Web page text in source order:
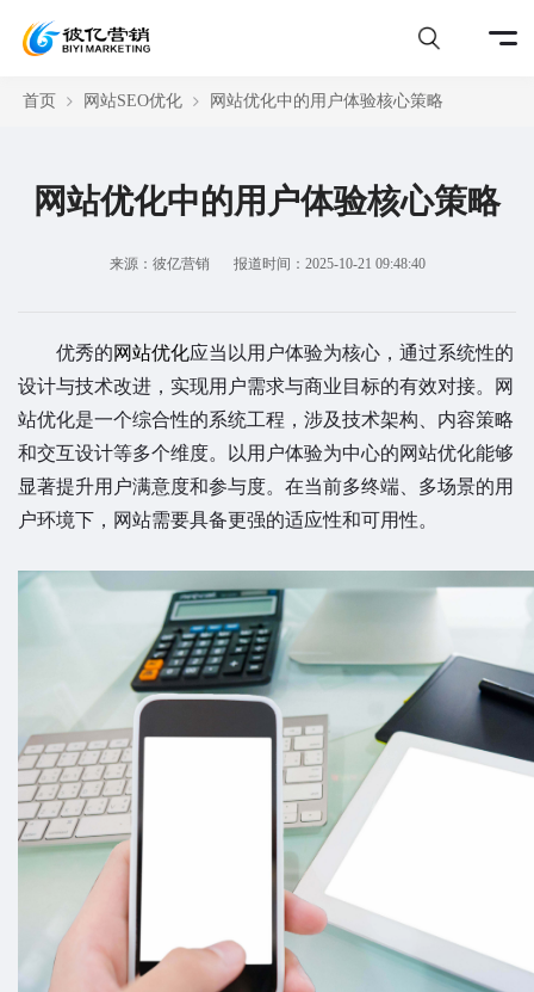
首页 网站SEO优化 网站优化中的用户体验核心策略
网站优化中的用户体验核心策略
来源：彼亿营销 报道时间：2025-10-21 09:48:40
优秀的网站优化应当以用户体验为核心，通过系统性的
设计与技术改进，实现用户需求与商业目标的有效对接。网
站优化是一个综合性的系统工程，涉及技术架构、内容策略
和交互设计等多个维度。以用户体验为中心的网站优化能够
显著提升用户满意度和参与度。在当前多终端、多场景的用
户环境下，网站需要具备更强的适应性和可用性。